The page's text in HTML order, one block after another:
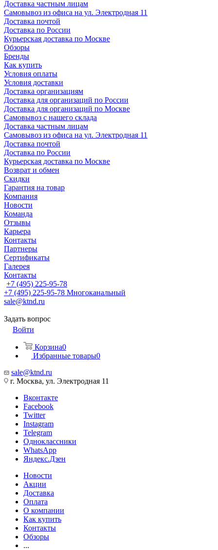
Доставка частным лицам
Самовывоз из офиса на ул. Электродная 11
Доставка почтой
Доставка по России
Курьерская доставка по Москве
Обзоры
Бренды
Как купить
Условия оплаты
Условия доставки
Доставка организациям
Доставка для организаций по России
Доставка для организаций по Москве
Самовывоз с нашего склада
Доставка частным лицам
Самовывоз из офиса на ул. Электродная 11
Доставка почтой
Доставка по России
Курьерская доставка по Москве
Возврат и обмен
Скидки
Гарантия на товар
Компания
Новости
Команда
Отзывы
Карьера
Контакты
Партнеры
Сертификаты
Галерея
Контакты
+7 (495) 225-95-78
+7 (495) 225-95-78 Многоканальный
sale@ktnd.ru
Задать вопрос
Войти
Корзина0
Избранные товары0
sale@ktnd.ru
г. Москва, ул. Электродная 11
Вконтакте
Facebook
Twitter
Instagram
Telegram
Одноклассники
WhatsApp
Яндекс.Дзен
Новости
Акции
Доставка
Оплата
О компании
Как купить
Контакты
Обзоры
...